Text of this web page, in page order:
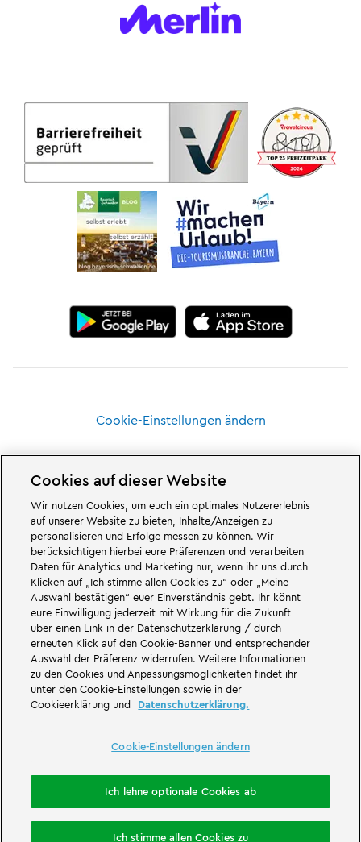
Großartiges erwartet euch in den Abenteuerwelten des Familien- und
Freizeitparks LEGOLAND Deutschland in Bayern. Erlebt spannende
Attraktionenund jede Menge LEGO® Spaß. LEGOLAND Deutschland Resort
ist einFreizeitparkfür Familien mit Kindern zwischen zwei und 12 Jahren.
Der LEGOLAND Park liegt bei Günzburg in Bayern. LEGOLAND Deutschland
ist einer der größten Freizeitparks in Bayern und einer der bekanntesten
und beliebtesten Freizeitparks in Deutschland. Der Themenpark bietet mit
68 Attraktionen und Achterbahnen ein einmaliges Erlebnis für Erwachsene
und Kinder. Neben dem Freizeitpark zählt auch ein Feriendorf mit
verschiedenen Möglichkeiten zurÜbernachtungzum LEGOLAND Resort.
Dort können Besucher in einerWaldabenteuer Lodge, im NINJAGO Quartier,
Pirateninsel Hotel, thematisierten Ferienhäusern, Ritterburgen, auf einem
Campingplatzund auch in Fässern übernachten.
LEGOLAND Deutschland Resort ist Teil der Merlin Entertainments Group.
LEGO, das LEGO Logo, die Konfigurationen des Steines und der Noppen,
THE LEGO® MOVIE © & ™ LEGO Group & Warner Bros. Entertainment Inc. All
Cookie-Einstellungen ändern
Übernachtung buchen
Cookies auf dieser Website
Wir nutzen Cookies, um euch ein optimales Nutzererlebnis
auf unserer Website zu bieten, Inhalte/Anzeigen zu
personalisieren und Erfolge messen zu können. Wir
berücksichtigen hierbei eure Präferenzen und verarbeiten
Daten für Analytics und Marketing nur, wenn ihr uns durch
Klicken auf „Ich stimme allen Cookies zu“ oder „Meine
Auswahl bestätigen“ euer Einverständnis gebt. Ihr könnt
eure Einwilligung jederzeit mit Wirkung für die Zukunft
über einen Link in der Datenschutzerklärung / durch
erneuten Klick auf den Cookie-Banner und entsprechender
Auswahl der Präferenz widerrufen. Weitere Informationen
zu den Cookies und Anpassungsmöglichkeiten findet ihr
unter den Cookie-Einstellungen sowie in der
Cookieerklärung und
Datenschutzerklärung.
Cookie-Einstellungen ändern
Ich lehne optionale Cookies ab
Ich stimme allen Cookies zu